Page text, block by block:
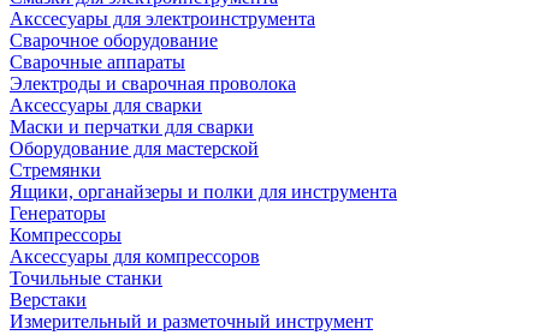
Акссесуары для электроинструмента
Сварочное оборудование
Сварочные аппараты
Электроды и сварочная проволока
Аксессуары для сварки
Маски и перчатки для сварки
Оборудование для мастерской
Стремянки
Ящики, органайзеры и полки для инструмента
Генераторы
Компрессоры
Аксессуары для компрессоров
Точильные станки
Верстаки
Измерительный и разметочный инструмент